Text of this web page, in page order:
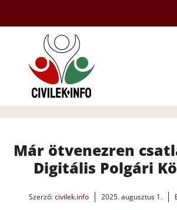
tartalomba
Már ötvenezren
Digitális Polgári
Szerző:civilek.info 2025. augusztus 1.